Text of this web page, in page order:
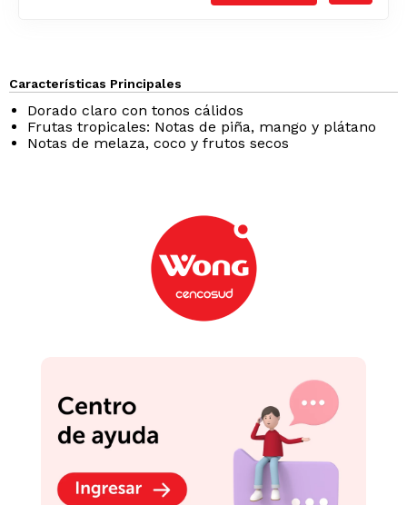
Características Principales
Dorado claro con tonos cálidos
Frutas tropicales: Notas de piña, mango y plátano
Notas de melaza, coco y frutos secos